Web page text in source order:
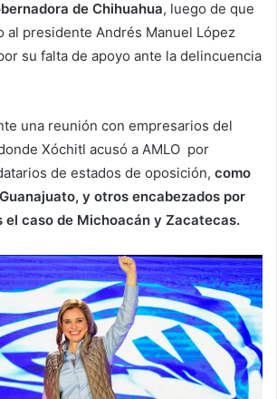
de Chihuahua, luego de que
al presidente Andrés Manuel López
su falta de apoyo ante la delincuencia
una reunión con empresarios del
Xóchitl acusó a AMLO por
de estados de oposición, como
y otros encabezados por
el caso de Michoacán y Zacatecas.